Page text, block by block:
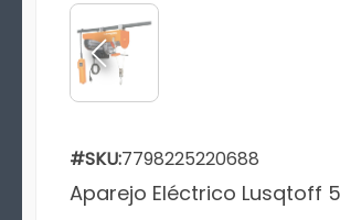
#SKU:7798225220688
Aparejo Eléctrico Lusqtoff